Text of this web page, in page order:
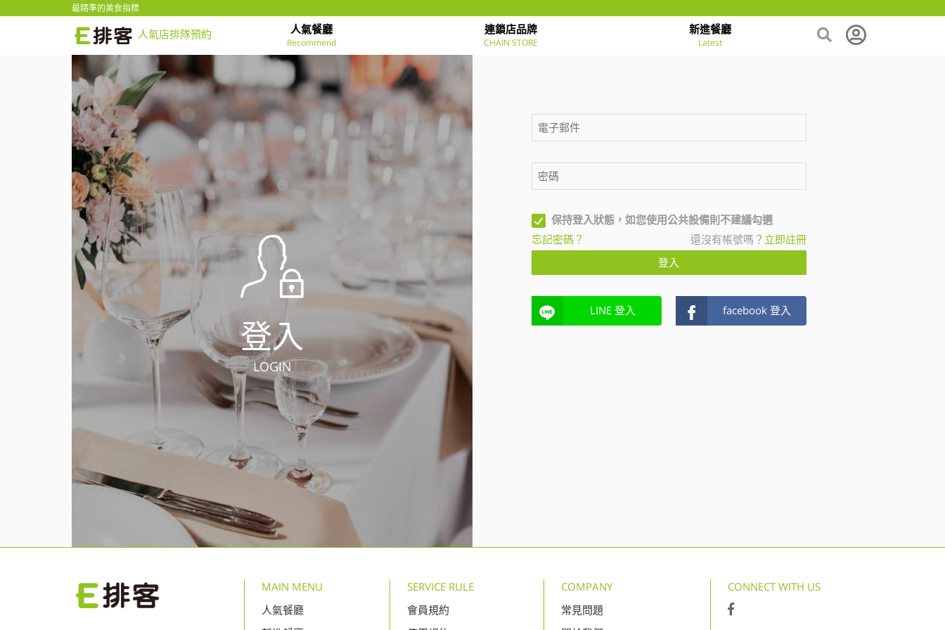
最精準的美食指標
人氣店排隊預約 人氣餐廳
Recommend
連鎖店品牌
CHAIN STORE
新進餐廳
Latest
登入
LOGIN
保持登入狀態，如您使用公共設備則不建議勾選
忘記密碼？
還沒有帳號嗎？ 立即註冊
登入
LINE 登入 facebook 登入
MAIN MENU
人氣餐廳
SERVICE RULE
會員規約
COMPANY
常見問題
CONNECT WITH US